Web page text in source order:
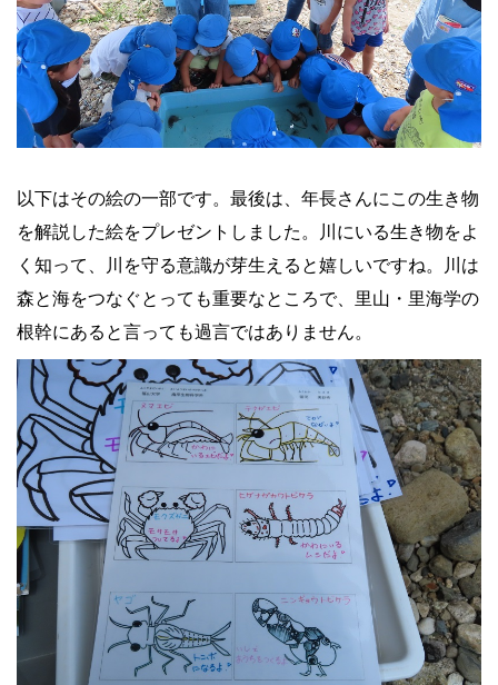
以下はその絵の一部です。最後は、年長さんにこの生き物
を解説した絵をプレゼントしました。川にいる生き物をよ
く知って、川を守る意識が芽生えると嬉しいですね。川は
森と海をつなぐとっても重要なところで、里山・里海学の
根幹にあると言っても過言ではありません。